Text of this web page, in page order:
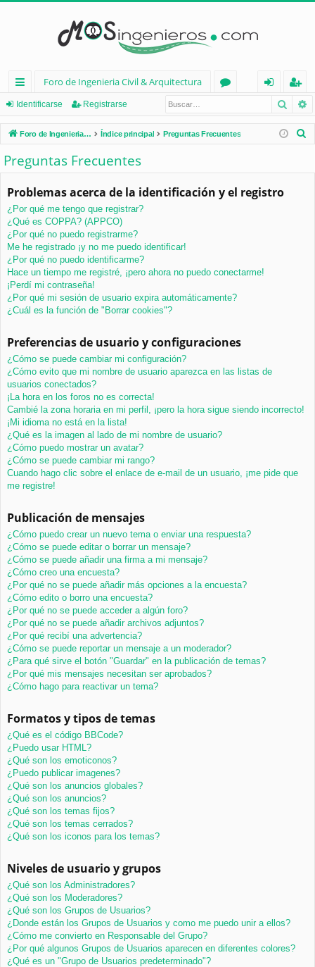
nl
ac
es
rá
pi
d
os
Foro de Ingenieria Civil & Arquitectura
os
nt
ifi
rs
eg
ist
ra
Identificarse Registrarse
Foro de Ingenieria Civil & Arquitectura Índice principal Preguntas Frecuentes
Preguntas Frecuentes
Problemas acerca de la identificación y el registro
¿Por qué me tengo que registrar?
¿Qué es COPPA? (APPCO)
¿Por qué no puedo registrarme?
Me he registrado ¡y no me puedo identificar!
¿Por qué no puedo identificarme?
Hace un tiempo me registré, ¡pero ahora no puedo conectarme!
¡Perdí mi contraseña!
¿Por qué mi sesión de usuario expira automáticamente?
¿Cuál es la función de "Borrar cookies"?
Preferencias de usuario y configuraciones
¿Cómo se puede cambiar mi configuración?
¿Cómo evito que mi nombre de usuario aparezca en las listas de
usuarios conectados?
¡La hora en los foros no es correcta!
Cambié la zona horaria en mi perfil, ¡pero la hora sigue siendo incorrecto!
¡Mi idioma no está en la lista!
¿Qué es la imagen al lado de mi nombre de usuario?
¿Cómo puedo mostrar un avatar?
¿Cómo se puede cambiar mi rango?
Cuando hago clic sobre el enlace de e-mail de un usuario, ¡me pide que
me registre!
Publicación de mensajes
¿Cómo puedo crear un nuevo tema o enviar una respuesta?
¿Cómo se puede editar o borrar un mensaje?
¿Cómo se puede añadir una firma a mi mensaje?
¿Cómo creo una encuesta?
¿Por qué no se puede añadir más opciones a la encuesta?
¿Cómo edito o borro una encuesta?
¿Por qué no se puede acceder a algún foro?
¿Por qué no se puede añadir archivos adjuntos?
¿Por qué recibí una advertencia?
¿Cómo se puede reportar un mensaje a un moderador?
¿Para qué sirve el botón "Guardar" en la publicación de temas?
¿Por qué mis mensajes necesitan ser aprobados?
¿Cómo hago para reactivar un tema?
Formatos y tipos de temas
¿Qué es el código BBCode?
¿Puedo usar HTML?
¿Qué son los emoticonos?
¿Puedo publicar imagenes?
¿Qué son los anuncios globales?
¿Qué son los anuncios?
¿Qué son los temas fijos?
¿Qué son los temas cerrados?
¿Qué son los iconos para los temas?
Niveles de usuario y grupos
¿Qué son los Administradores?
¿Qué son los Moderadores?
¿Qué son los Grupos de Usuarios?
¿Donde están los Grupos de Usuarios y como me puedo unir a ellos?
¿Cómo me convierto en Responsable del Grupo?
¿Por qué algunos Grupos de Usuarios aparecen en diferentes colores?
¿Qué es un "Grupo de Usuarios predeterminado"?